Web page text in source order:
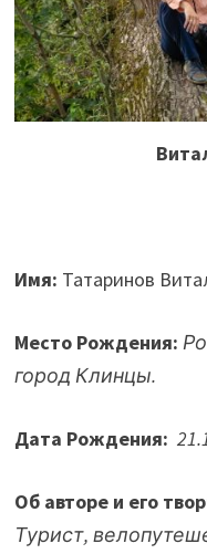
Имя: Татаринов
Место Рождения:
город Клинцы.
Дата Рождения:
Об авторе и его
Турист,